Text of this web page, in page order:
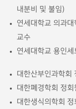
내분비 및 불임)
연세대학교 의과
교수
연세대학교 용인
대한산부인과학회
대한폐경학회 정회
대한생식의학회 정